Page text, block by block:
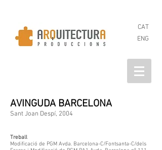
CAT
ENG
AVINGUDA BARCELONA
Sant Joan Despí, 2004
Treball
Modificació de PGM Avda. Barcelona-C/Fontsanta-C/dels